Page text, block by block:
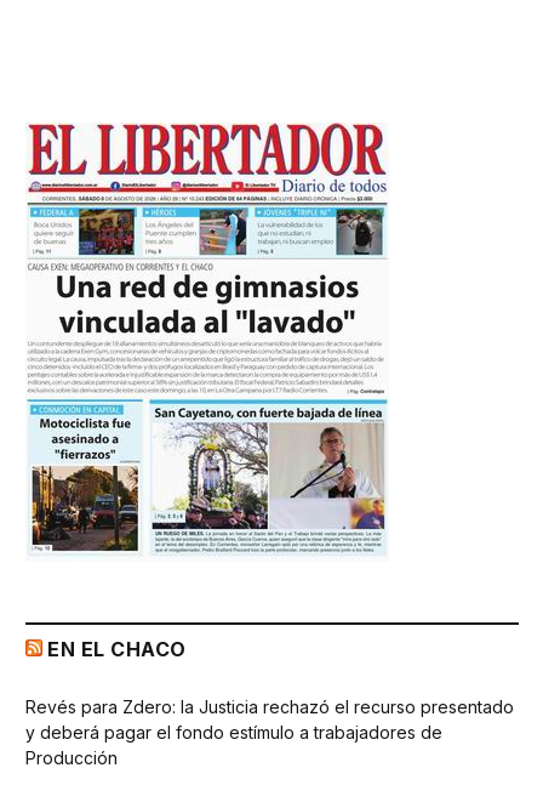
EN EL CHACO
Revés para Zdero: la Justicia rechazó el recurso presentado
y deberá pagar el fondo estímulo a trabajadores de
Producción